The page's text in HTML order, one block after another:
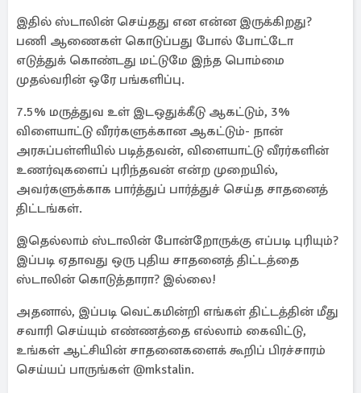
இதில் ஸ்டாலின் செய்தது என என்ன இருக்கிறது?
பணி ஆணைகள் கொடுப்பது போல் போட்டோ
எடுத்துக் கொண்டது மட்டுமே இந்த பொம்மை
முதல்வரின் ஒரே பங்களிப்பு.
7.5% மருத்துவ உள் இடஒதுக்கீடு ஆகட்டும், 3%
விளையாட்டு வீரர்களுக்கான ஆகட்டும்- நான்
அரசுப்பள்ளியில் படித்தவன், விளையாட்டு வீரர்களின்
உணர்வுகளைப் புரிந்தவன் என்ற முறையில்,
அவர்களுக்காக பார்த்துப் பார்த்துச் செய்த சாதனைத்
திட்டங்கள்.
இதெல்லாம் ஸ்டாலின் போன்றோருக்கு எப்படி புரியும்?
இப்படி ஏதாவது ஒரு புதிய சாதனைத் திட்டத்தை
ஸ்டாலின் கொடுத்தாரா? இல்லை!
அதனால், இப்படி வெட்கமின்றி எங்கள் திட்டத்தின் மீது
சவாரி செய்யும் எண்ணத்தை எல்லாம் கைவிட்டு,
உங்கள் ஆட்சியின் சாதனைகளைக் கூறிப் பிரச்சாரம்
செய்யப் பாருங்கள் @mkstalin.